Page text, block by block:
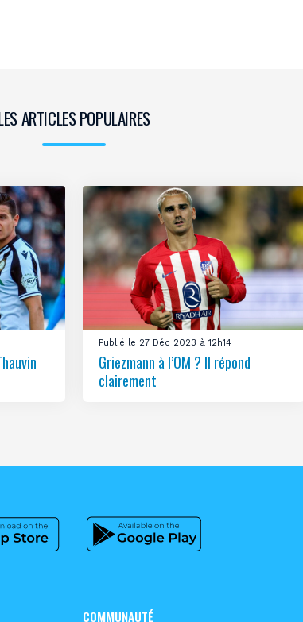
ARTICLES POPULAIRES
Publié le 27 Déc 2023 à 12h14
Griezmann à l’OM ? Il répond
clairement
COMMUNAUTÉ